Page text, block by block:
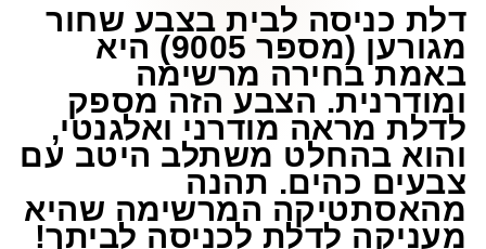
דלת כניסה לבית בצבע שחור
מגורען (מספר 9005) היא
באמת בחירה מרשימה
ומודרנית. הצבע הזה מספק
לדלת מראה מודרני ואלגנטי,
והוא בהחלט משתלב היטב עם
צבעים כהים. תהנה
מהאסתטיקה המרשימה שהיא
מעניקה לדלת לכניסה לביתך!